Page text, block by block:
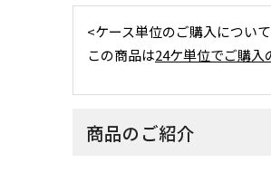
<ケース単位のご購入につい
この商品は24ケ単位でご購入
商品のご紹介